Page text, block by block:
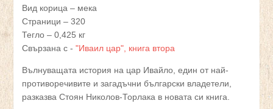
Вид корица – мека
Страници – 320
Тегло – 0,425 кг
Свързана с - "Иваил цар", книга втора
Вълнуващата история на цар Ивайло, един от най-
противоречивите и загадъчни български владетели,
разказва Стоян Николов-Торлака в новата си книга.